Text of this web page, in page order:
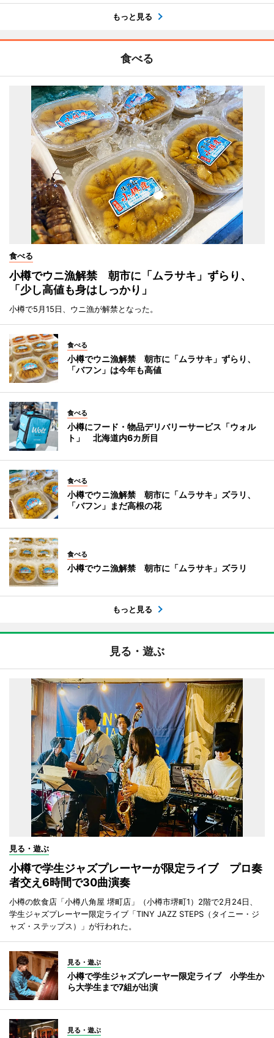
もっと見る
食べる
食べる
小樽でウニ漁解禁 朝市に「ムラサキ」ずらり、
「少し高値も身はしっかり」
小樽で5月15日、ウニ漁が解禁となった。
食べる
小樽でウニ漁解禁 朝市に「ムラサキ」ずらり、
「バフン」は今年も高値
食べる
小樽にフード・物品デリバリーサービス「ウォル
ト」 北海道内6カ所目
食べる
小樽でウニ漁解禁 朝市に「ムラサキ」ズラリ、
「バフン」まだ高根の花
食べる
小樽でウニ漁解禁 朝市に「ムラサキ」ズラリ
もっと見る
見る・遊ぶ
見る・遊ぶ
小樽で学生ジャズプレーヤーが限定ライブ プロ奏
者交え6時間で30曲演奏
小樽の飲食店「小樽八角屋 堺町店」（小樽市堺町1）2階で2月24日、
学生ジャズプレーヤー限定ライブ「TINY JAZZ STEPS（タイニー・ジ
ャズ・ステップス）」が行われた。
見る・遊ぶ
小樽で学生ジャズプレーヤー限定ライブ 小学生か
ら大学生まで7組が出演
見る・遊ぶ